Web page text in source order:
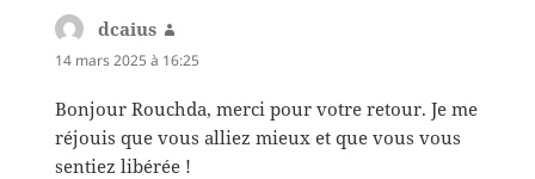
dcaius
14 mars 2025 à 16:25
Bonjour Rouchda, merci pour votre retour. Je me
réjouis que vous alliez mieux et que vous vous
sentiez libérée !